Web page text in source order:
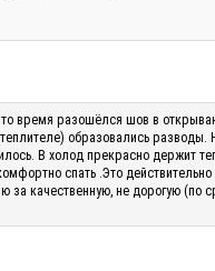
время разошёлся шов в
образовались разводы.
В холод прекрасно держит
спать .Это действительно
за качественную, не дорогую (по